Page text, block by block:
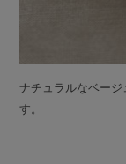
ナチュラルなベー
す。